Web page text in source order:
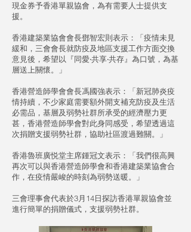
現金券予香港單親協會，為有需要人士提供支
援。
香港建築業協會會長鄧智宏則表示：「疫情未見
緩和，三會會長就防疫及地區支援工作方面交換
意見後，希望以『同愛‧共享‧共存』為口號，為基
層送上關懷。」
香港營造師學會會長馮國強表示：「新冠肺炎疫
情持續，不少家庭需要額外開支補充防疫及生活
必需品，基層及弱勢社群所承受的經濟壓力更
甚，香港營造師學會對此身同感受，希望透過這
次捐贈支援弱勢社群，協助社區渡過難關。」
香港魯班廣悦堂主席鍾冠文表示：「我們很高興
再次可以與香港營造師學會和香港建築業協會合
作，在疫情嚴峻的時刻為弱勢送暖。」
三會理事會代表於3月14日探訪香港單親協會並
進行簡單的捐贈儀式，支援弱勢社群。